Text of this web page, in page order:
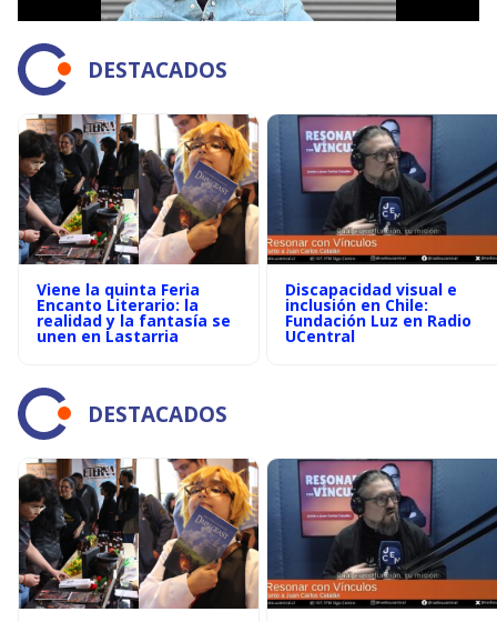
DESTACADOS
Viene la quinta Feria
Encanto Literario: la
realidad y la fantasía se
unen en Lastarria
Discapacidad visual e
inclusión en Chile:
Fundación Luz en Radio
UCentral
DESTACADOS